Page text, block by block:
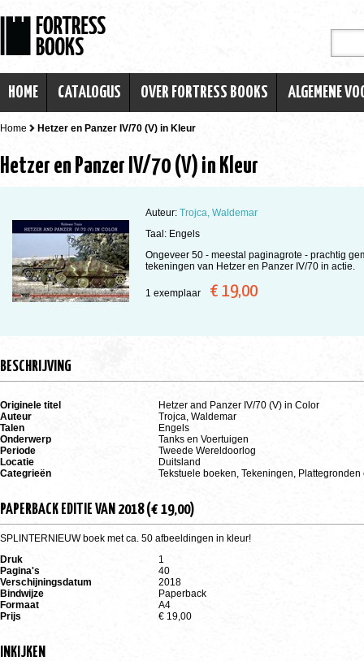
HOME CATALOGUS OVER FORTRESS BOOKS ALGEMENE
Home Hetzer en Panzer IV/70 (V) in Kleur
Hetzer en Panzer IV/70 (V) in Kleur
Auteur: Trojca, Waldemar
Taal: Engels
Ongeveer 50 - meestal paginagrote - prachtig
tekeningen van Hetzer en Panzer IV/70 in actie.
1 exemplaar € 19,00
BESCHRIJVING
Originele titel
Hetzer and Panzer IV/70 (V) in Color
Auteur
Trojca, Waldemar
Talen
Engels
Onderwerp
Tanks en Voertuigen
Periode
Tweede Wereldoorlog
Locatie
Duitsland
Categrieën
Tekstuele boeken, Tekeningen, Plattegronden
PAPERBACK EDITIE VAN 2018 (€ 19,00)
SPLINTERNIEUW boek met ca. 50 afbeeldingen in kleur!
Druk
1
Pagina's
40
Verschijningsdatum
2018
Bindwijze
Paperback
Formaat
A4
Prijs
€ 19,00
INKIJKEN